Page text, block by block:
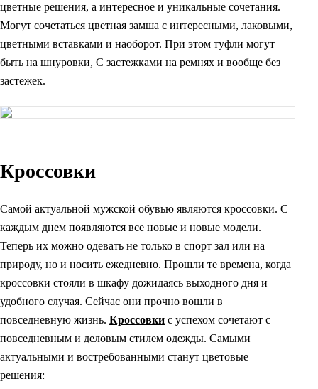
цветные решения, а интересное и уникальные сочетания.
Могут сочетаться цветная замша с интересными, лаковыми,
цветными вставками и наоборот. При этом туфли могут
быть на шнуровки, С застежками на ремнях и вообще без
застежек.
Кроссовки
Самой актуальной мужской обувью являются кроссовки. С
каждым днем появляются все новые и новые модели.
Теперь их можно одевать не только в спорт зал или на
природу, но и носить ежедневно. Прошли те времена, когда
кроссовки стояли в шкафу дожидаясь выходного дня и
удобного случая. Сейчас они прочно вошли в
повседневную жизнь. Кроссовки с успехом сочетают с
повседневным и деловым стилем одежды. Самыми
актуальными и востребованными станут цветовые
решения: